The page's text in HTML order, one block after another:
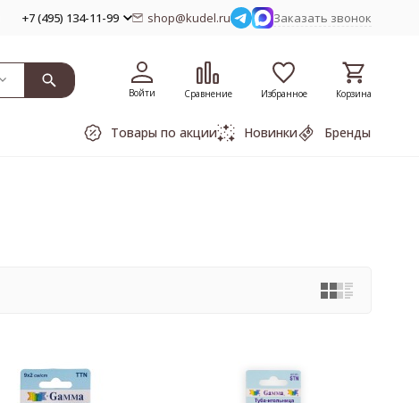
+7 (495) 134-11-99 shop@kudel.ru Заказать звонок
Войти Сравнение Избранное Корзина
Товары по акции Новинки Бренды